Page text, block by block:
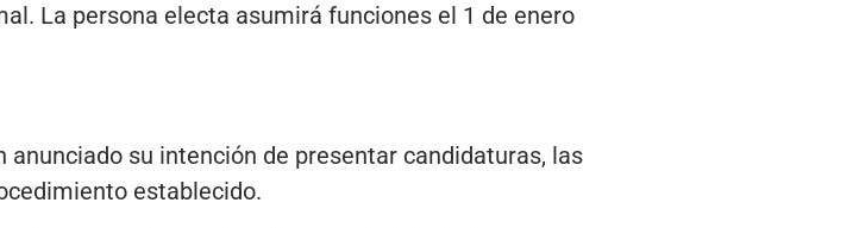
La persona electa asumirá funciones el 1 de enero
su intención de presentar candidaturas, las
establecido.